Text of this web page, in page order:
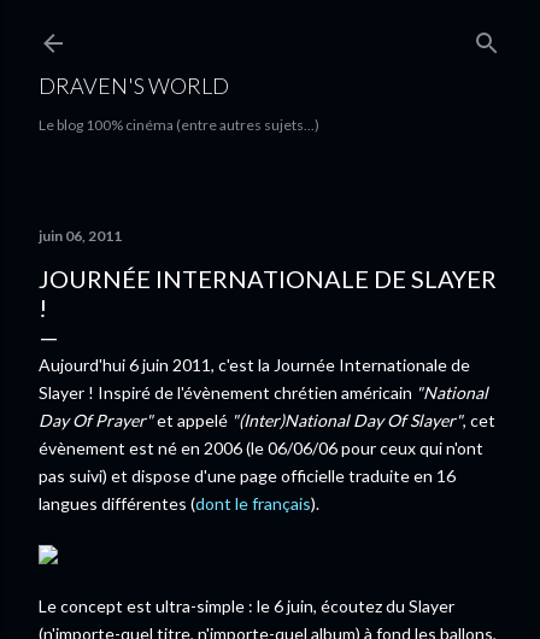
DRAVEN'S WORLD
Le blog 100% cinéma (entre autres sujets...)
juin 06, 2011
JOURNÉE INTERNATIONALE DE SLAYER
!
Aujourd'hui 6 juin 2011, c'est la Journée Internationale de
Slayer ! Inspiré de l'évènement chrétien américain "National
Day Of Prayer"et appelé "(Inter)National Day Of Slayer", cet
évènement est né en 2006 (le 06/06/06 pour ceux qui n'ont
pas suivi) et dispose d'une page officielle traduite en 16
langues différentes (dont le français).
Le concept est ultra-simple : le 6 juin, écoutez du Slayer
(n'importe-quel titre, n'importe-quel album) à fond les ballons,